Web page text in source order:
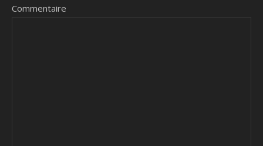
Commentaire